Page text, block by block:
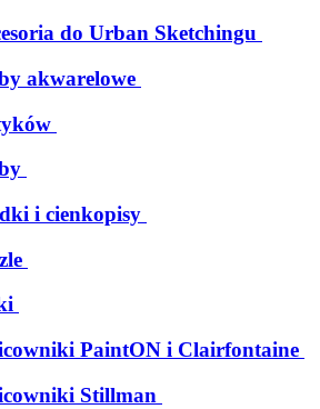
do Urban Sketchingu
akwarelowe
i cienkopisy
PaintON i Clairfontaine
Stillman